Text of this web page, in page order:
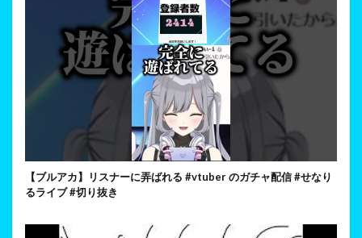
【ブルアカ】リスナーに弄ばれる #vtuber のガチャ配信 #せなり
るライブ #切り抜き